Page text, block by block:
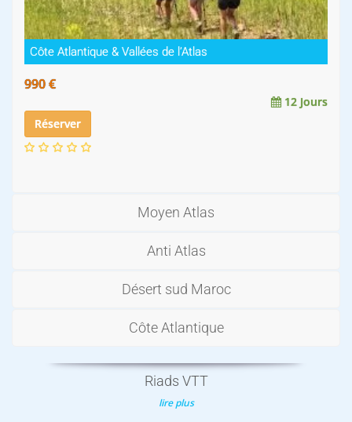
Côte Atlantique & Vallées de l’Atlas
990 €
12 Jours
Réserver
Moyen Atlas
Anti Atlas
Désert sud Maroc
Côte Atlantique
Riads VTT
lire plus